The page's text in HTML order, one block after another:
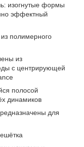
изогнутые формы
эффектный
полимерного
из
с центрирующей
полосой
динамиков
для